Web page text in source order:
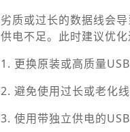
劣质或过长的数据线会
供电不足。此时建议优化
1. 更换原装或高质量USB
2. 避免使用过长或老化线
3. 使用带独立供电的USB